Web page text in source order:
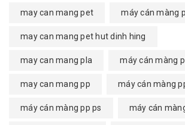
may can mang pet máy cán màng
may can mang pet hut dinh hing
may can mang pla máy cán màng
may can mang pp máy cán màng
máy cán màng pp ps máy cán